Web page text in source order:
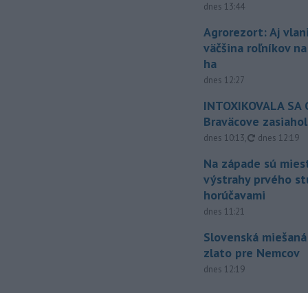
dnes 13:44
Agrorezort: Aj
väčšina roľníkov
ha
dnes 12:27
INTOXIKOVALA SA
Braväcove
dnes 10:13, aktualizované
dnes 12:19
Na západe sú
výstrahy prvého
horúčavami
dnes 11:21
Slovenská
zlato pre Nemcov
dnes 12:19